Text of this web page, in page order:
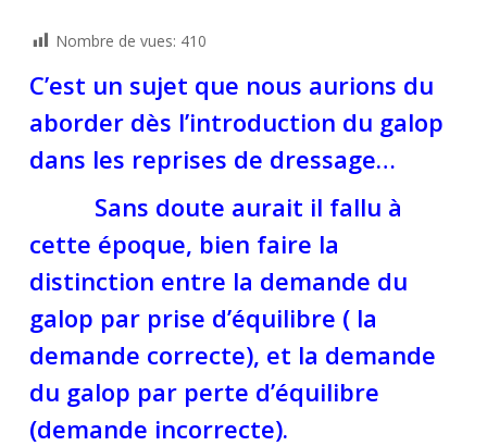
Nombre de vues: 410
C’est un sujet que nous aurions du
aborder dès l’introduction du galop
dans les reprises de dressage…
Sans doute aurait il fallu à
cette époque, bien faire la
distinction entre la demande du
galop par prise d’équilibre ( la
demande correcte), et la demande
du galop par perte d’équilibre
(demande incorrecte).